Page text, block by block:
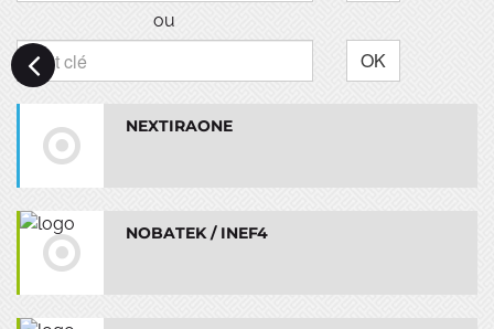
ou
OK
NEXTIRAONE
NOBATEK / INEF4